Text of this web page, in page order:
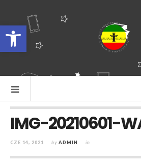
Otwórz pasek narzędzi
IMG-20210601-
CZE 14, 2021 by ADMIN in